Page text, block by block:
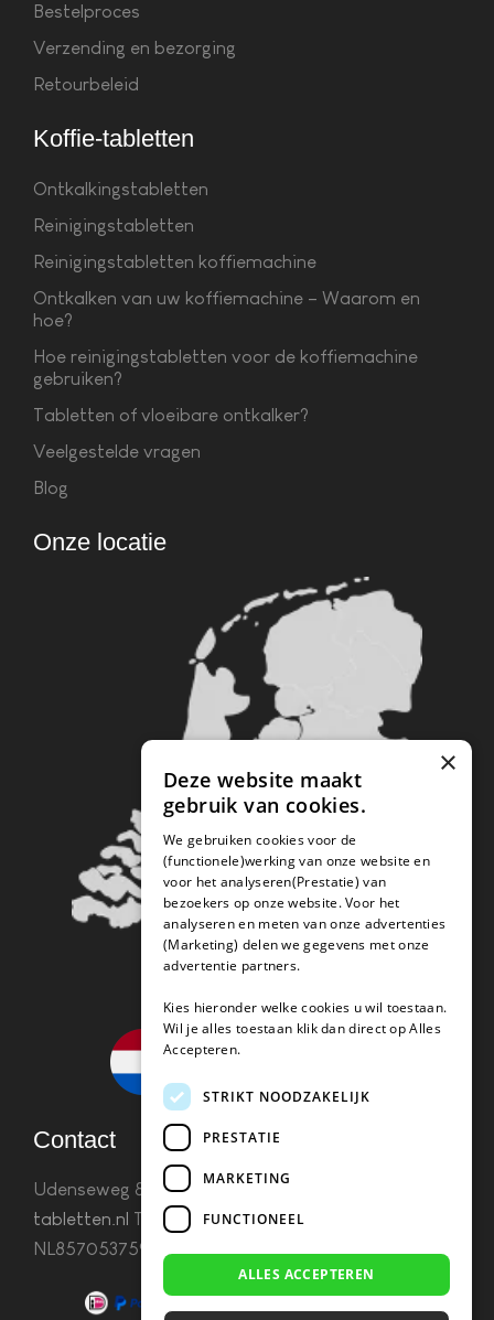
Bestelproces
Verzending en bezorging
Retourbeleid
Koffie-tabletten
Ontkalkingstabletten
Reinigingstabletten
Reinigingstabletten koffiemachine
Ontkalken van uw koffiemachine – Waarom en
hoe?
Hoe reinigingstabletten voor de koffiemachine
gebruiken?
Tabletten of vloeibare ontkalker?
Veelgestelde vragen
Blog
Onze locatie
Contact
Udenseweg 8B 5405 PA Udeninfo(@)koffie-
tabletten.nl Tel. 085 782 5578KvK 67529623 Btw:
NL857053759B01
×
Deze website maakt
gebruik van cookies.
We gebruiken cookies voor de
(functionele)werking van onze website en
voor het analyseren(Prestatie) van
bezoekers op onze website. Voor het
analyseren en meten van onze advertenties
(Marketing) delen we gegevens met onze
advertentie partners.
Kies hieronder welke cookies u wil toestaan.
Wil je alles toestaan klik dan direct op Alles
Accepteren.
STRIKT NOODZAKELIJK
PRESTATIE
MARKETING
FUNCTIONEEL
ALLES ACCEPTEREN